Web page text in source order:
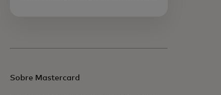
Sobre Mastercard